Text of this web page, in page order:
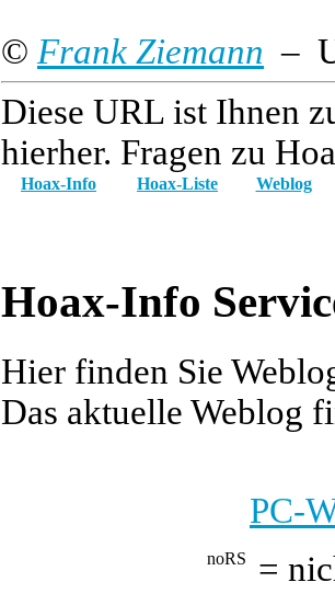
© Frank Ziemann –
Diese URL ist Ihnen
hierher. Fragen zu
Hoax-Info Hoax-Liste Weblog
Hoax-Info
Hier finden Sie
Das aktuelle Weblog
PC-
=